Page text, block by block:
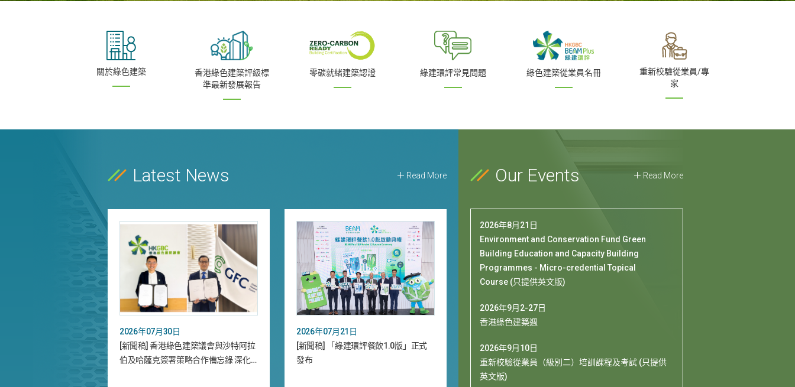
關於綠色建築
香港綠色建築評級標
準最新發展報告
零碳就緒建築認證 綠建環評常見問題 綠色建築從業員名冊
重新校驗從業員/專
家
Latest News Read More
2026年07月30日
[新聞稿] 香港綠色建築議會與沙特阿拉
伯及哈薩克簽署策略合作備忘錄 深化…
2026年07月21日
[新聞稿] 「綠建環評餐飲1.0版」正式
發布
Our Events Read More
2026年8月21日
Environment and Conservation Fund Green
Building Education and Capacity Building
Programmes - Micro-credential Topical
Course (只提供英文版)
2026年9月2-27日
香港綠色建築週
2026年9月10日
重新校驗從業員（級別二）培訓課程及考試 (只提供
英文版)